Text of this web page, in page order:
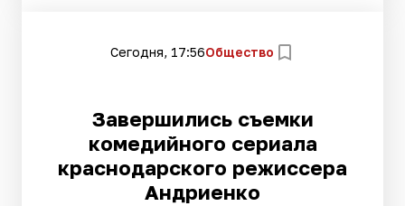
Сегодня, 17:56Общество
Завершились съемки
комедийного сериала
краснодарского режиссера
Андриенко